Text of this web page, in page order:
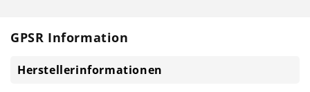
GPSR Information
Herstellerinformationen